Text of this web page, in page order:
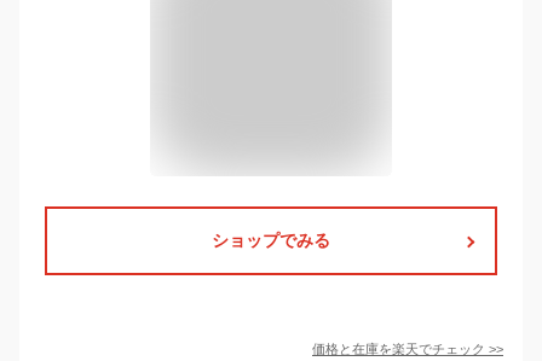
ショップでみる
価格と在庫を楽天でチェック >>